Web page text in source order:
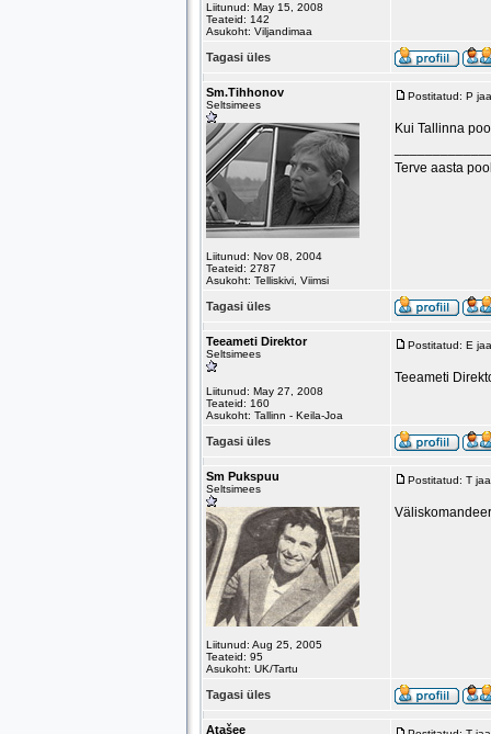
Liitunud: May 15, 2008
Teateid: 142
Asukoht: Viljandimaa
Tagasi üles
Sm.Tihhonov
Seltsimees
Liitunud: Nov 08, 2004
Teateid: 2787
Asukoht: Telliskivi, Viimsi
Postitatud: P
Kui Tallinna
Terve aasta
Tagasi üles
Teeameti Direktor
Seltsimees
Liitunud: May 27, 2008
Teateid: 160
Asukoht: Tallinn - Keila-Joa
Postitatud: E
Teeameti
Tagasi üles
Sm Pukspuu
Seltsimees
Liitunud: Aug 25, 2005
Teateid: 95
Asukoht: UK/Tartu
Postitatud: T
Tagasi üles
Atašee